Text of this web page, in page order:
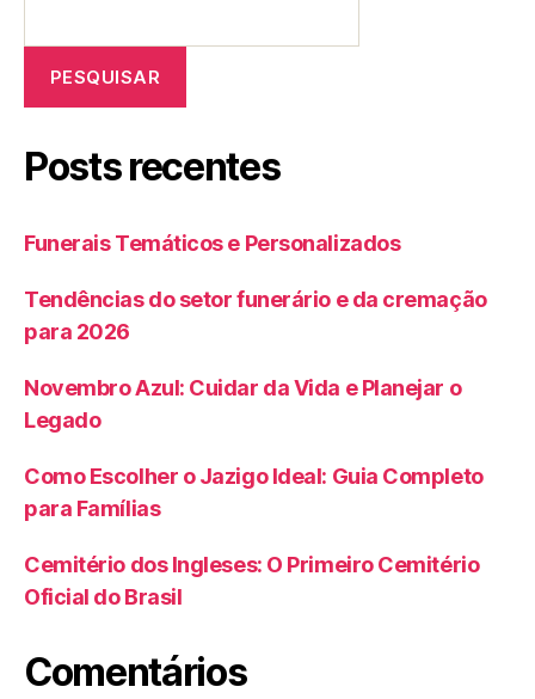
PESQUISAR
Posts recentes
Funerais Temáticos e Personalizados
Tendências do setor funerário e da cremação
para 2026
Novembro Azul: Cuidar da Vida e Planejar o
Legado
Como Escolher o Jazigo Ideal: Guia Completo
para Famílias
Cemitério dos Ingleses: O Primeiro Cemitério
Oficial do Brasil
Comentários